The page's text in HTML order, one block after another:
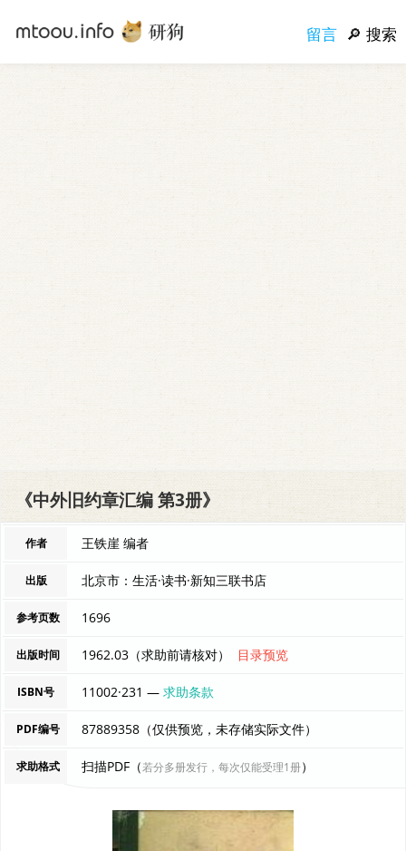
留言 搜索
《中外旧约章汇编 第3册》
作者 王铁崖 编者
出版 北京市：生活·读书·新知三联书店
参考页数 1696
出版时间 1962.03（求助前请核对） 目录预览
ISBN号 11002·231 —求助条款
PDF编号 87889358（仅供预览，未存储实际文件）
求助格式 扫描PDF（若分多册发行，每次仅能受理1册）